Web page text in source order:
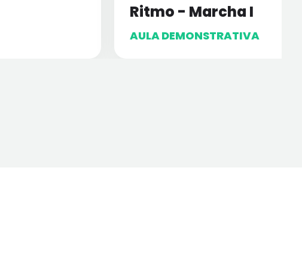
Ritmo - Marcha I
AULA DEMONSTRATIVA